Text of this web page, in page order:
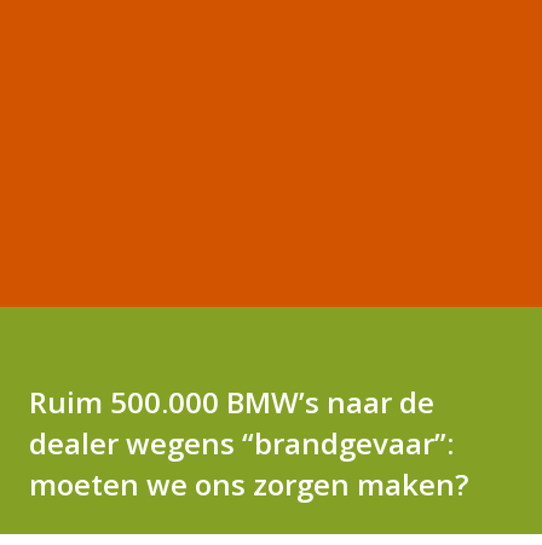
Ruim 500.000 BMW’s naar de
dealer wegens “brandgevaar”:
moeten we ons zorgen maken?